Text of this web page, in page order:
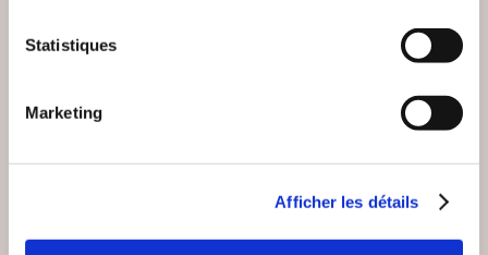
Statistiques
Marketing
Afficher les détails
ASTROLOGIE
NEW